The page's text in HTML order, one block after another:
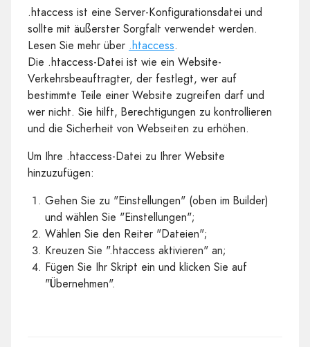
.htaccess ist eine Server-Konfigurationsdatei und
sollte mit äußerster Sorgfalt verwendet werden.
Lesen Sie mehr über .htaccess.
Die .htaccess-Datei ist wie ein Website-
Verkehrsbeauftragter, der festlegt, wer auf
bestimmte Teile einer Website zugreifen darf und
wer nicht. Sie hilft, Berechtigungen zu kontrollieren
und die Sicherheit von Webseiten zu erhöhen.
Um Ihre .htaccess-Datei zu Ihrer Website
hinzuzufügen:
Gehen Sie zu "Einstellungen" (oben im Builder)
und wählen Sie "Einstellungen";
Wählen Sie den Reiter "Dateien";
Kreuzen Sie ".htaccess aktivieren" an;
Fügen Sie Ihr Skript ein und klicken Sie auf
"Übernehmen".